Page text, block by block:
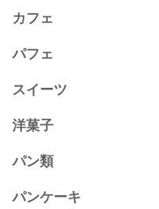
カフェ
パフェ
スイーツ
洋菓子
パン類
パンケーキ